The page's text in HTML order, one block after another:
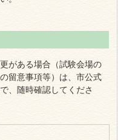
がある場合（試験会場の
留意事項等）は、市公式
、随時確認してくださ